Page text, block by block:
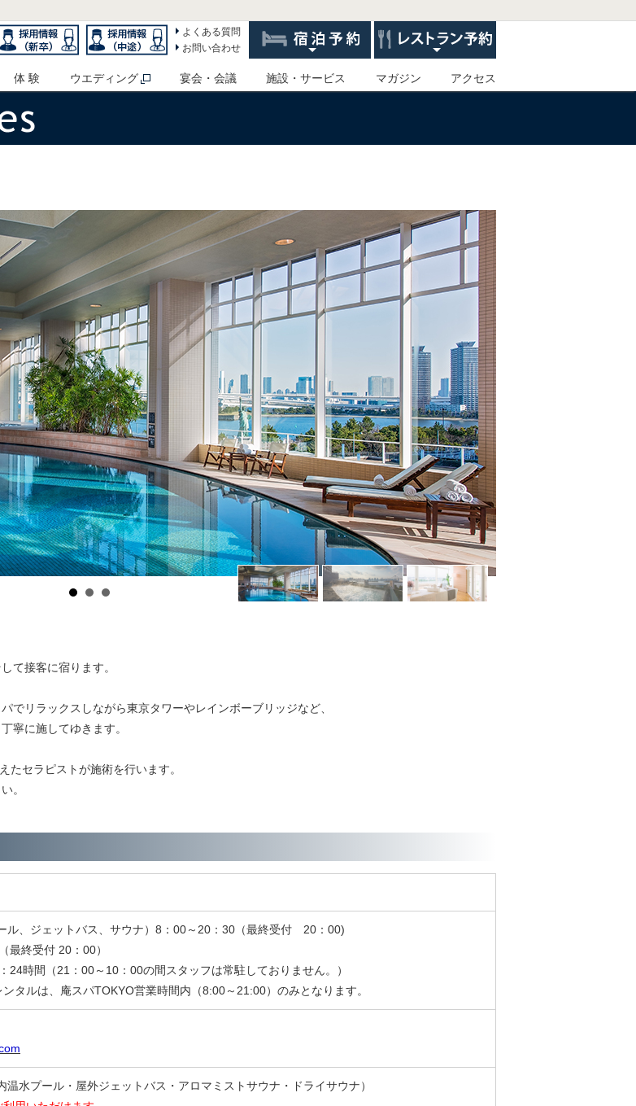
よくある質問
お問い合わせ
体 験 ウエディング 宴会・会議 施設・サービス マガジン アクセス
て接客に宿ります。
でリラックスしながら東京タワーやレインボーブリッジなど、
寧に施してゆきます。
たセラピストが施術を行います。
。
ル、ジェットバス、サウナ）8：00～20：30（最終受付 20：00)
終受付 20：00）
時間（21：00～10：00の間スタッフは常駐しておりません。）
タルは、庵スパTOKYO営業時間内（8:00～21:00）のみとなります。
水プール・屋外ジェットバス・アロマミストサウナ・ドライサウナ）